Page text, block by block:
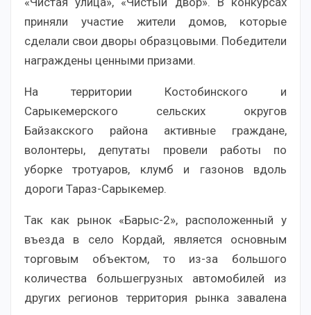
приняли участие жители домов, которые
сделали свои дворы образцовыми. Победители
награждены ценными призами.
На территории Костобинского и
Сарыкемерского сельских округов
Байзакского района активные граждане,
волонтеры, депутаты провели работы по
уборке тротуаров, клумб и газонов вдоль
дороги Тараз-Сарыкемер.
Так как рынок «Барыс-2», расположенный у
въезда в село Кордай, является основным
торговым объектом, то из-за большого
количества большегрузных автомобилей из
других регионов территория рынка завалена